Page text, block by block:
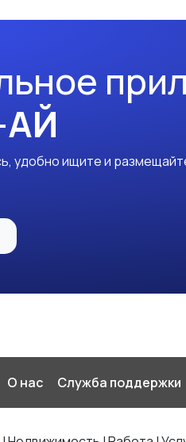
удобно ищите и
О нас Служба поддержки